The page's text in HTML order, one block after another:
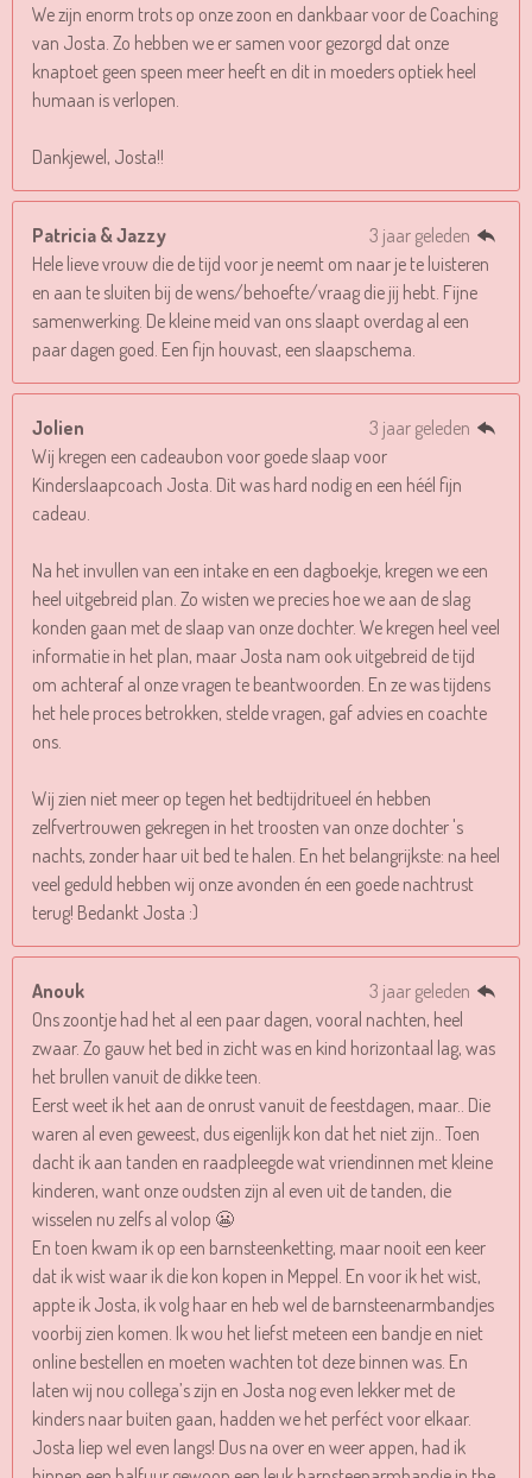
We zijn enorm trots op onze zoon en dankbaar voor de Coaching
van Josta. Zo hebben we er samen voor gezorgd dat onze
knaptoet geen speen meer heeft en dit in moeders optiek heel
humaan is verlopen.
Dankjewel, Josta!!
Patricia & Jazzy
3 jaar geleden
Hele lieve vrouw die de tijd voor je neemt om naar je te luisteren
en aan te sluiten bij de wens/behoefte/vraag die jij hebt. Fijne
samenwerking. De kleine meid van ons slaapt overdag al een
paar dagen goed. Een fijn houvast, een slaapschema.
Jolien
3 jaar geleden
Wij kregen een cadeaubon voor goede slaap voor
Kinderslaapcoach Josta. Dit was hard nodig en een héél fijn
cadeau.
Na het invullen van een intake en een dagboekje, kregen we een
heel uitgebreid plan. Zo wisten we precies hoe we aan de slag
konden gaan met de slaap van onze dochter. We kregen heel veel
informatie in het plan, maar Josta nam ook uitgebreid de tijd
om achteraf al onze vragen te beantwoorden. En ze was tijdens
het hele proces betrokken, stelde vragen, gaf advies en coachte
ons.
Wij zien niet meer op tegen het bedtijdritueel én hebben
zelfvertrouwen gekregen in het troosten van onze dochter 's
nachts, zonder haar uit bed te halen. En het belangrijkste: na heel
veel geduld hebben wij onze avonden én een goede nachtrust
terug! Bedankt Josta :)
Anouk
3 jaar geleden
Ons zoontje had het al een paar dagen, vooral nachten, heel
zwaar. Zo gauw het bed in zicht was en kind horizontaal lag, was
het brullen vanuit de dikke teen.
Eerst weet ik het aan de onrust vanuit de feestdagen, maar.. Die
waren al even geweest, dus eigenlijk kon dat het niet zijn.. Toen
dacht ik aan tanden en raadpleegde wat vriendinnen met kleine
kinderen, want onze oudsten zijn al even uit de tanden, die
wisselen nu zelfs al volop 😬
En toen kwam ik op een barnsteenketting, maar nooit een keer
dat ik wist waar ik die kon kopen in Meppel. En voor ik het wist,
appte ik Josta, ik volg haar en heb wel de barnsteenarmbandjes
voorbij zien komen. Ik wou het liefst meteen een bandje en niet
online bestellen en moeten wachten tot deze binnen was. En
laten wij nou collega’s zijn en Josta nog even lekker met de
kinders naar buiten gaan, hadden we het perféct voor elkaar.
Josta liep wel even langs! Dus na over en weer appen, had ik